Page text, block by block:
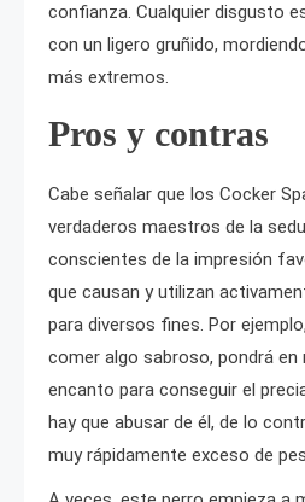
confianza. Cualquier disgusto
con un ligero gruñido,
más extremos.
Pros y contras
Cabe señalar que los Cocker
verdaderos maestros de la
conscientes de la impresión
que causan y utilizan
para diversos fines. Por
comer algo sabroso, pondrá
encanto para conseguir el
hay que abusar de él, de lo
muy rápidamente exceso de